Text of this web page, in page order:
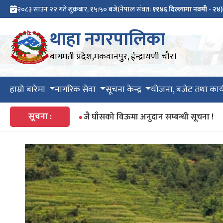
२०८३ साउन २२ गते शुक्रबार, १५:५० बजे(नेपाल संवत:११४६ दिल्लागा नवमी - २४)
थाहा नगरपालिका
बागमती प्रदेश,मकवानपुुर, ईन्द्रायणी चौर।
हाम्रो बारेमा नागरिक सेवा सूचना केन्द्र योजना, बजेट तथा
सूचना : जै घाँसको विऊमा अनुदान सम्बन्धी सूचना !